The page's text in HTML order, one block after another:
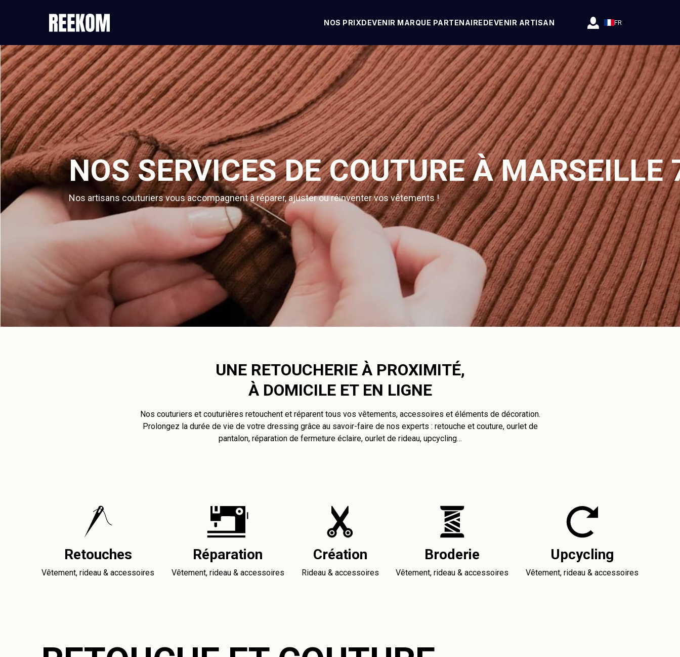
NOS PRIXDEVENIR MARQUE PARTENAIREDEVENIR ARTISAN FR
NOS SERVICES DE COUTURE À MARSEILLE
Nos artisans couturiers vous accompagnent à réparer, ajuster ou réinventer vos vêtements !
UNE RETOUCHERIE À PROXIMITÉ,
À DOMICILE ET EN LIGNE
Nos couturiers et couturières retouchent et réparent tous vos vêtements, accessoires et éléments de décoration.
Prolongez la durée de vie de votre dressing grâce au savoir-faire de nos experts : retouche et couture, ourlet de
pantalon, réparation de fermeture éclaire, ourlet de rideau, upcycling…
Retouches
Vêtement, rideau & accessoires
Réparation
Vêtement, rideau & accessoires
Création
Rideau & accessoires
Broderie
Vêtement, rideau & accessoires
Upcycling
Vêtement, rideau & accessoires